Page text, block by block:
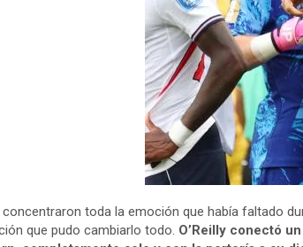
toda la emoción que había faltado
que pudo cambiarlo todo. O’Reilly conectó